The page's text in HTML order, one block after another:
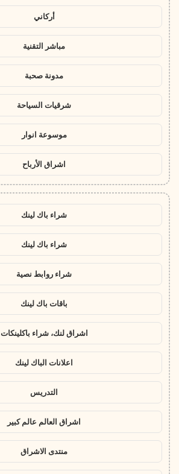
أركاني
مباشر التقنية
مدونة صحبة
شرقيات السياحة
موسوعة انوار
اشراق الأرباح
شراء باك لينك
شراء باك لينك
شراء روابط نصية
باقات باك لينك
اشراق لنك، شراء باكلينكات
اعلانات الباك لينك
التدريس
اشراق العالم عالم كبير
منتدى الاشراق